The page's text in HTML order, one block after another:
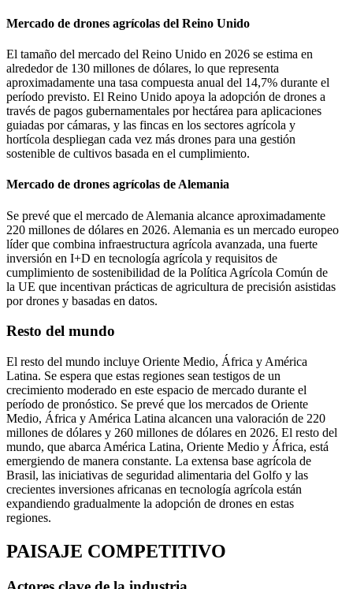
Mercado de drones agrícolas del Reino Unido
El tamaño del mercado del Reino Unido en 2026 se estima en
alrededor de 130 millones de dólares, lo que representa
aproximadamente una tasa compuesta anual del 14,7% durante el
período previsto. El Reino Unido apoya la adopción de drones a
través de pagos gubernamentales por hectárea para aplicaciones
guiadas por cámaras, y las fincas en los sectores agrícola y
hortícola despliegan cada vez más drones para una gestión
sostenible de cultivos basada en el cumplimiento.
Mercado de drones agrícolas de Alemania
Se prevé que el mercado de Alemania alcance aproximadamente
220 millones de dólares en 2026. Alemania es un mercado europeo
líder que combina infraestructura agrícola avanzada, una fuerte
inversión en I+D en tecnología agrícola y requisitos de
cumplimiento de sostenibilidad de la Política Agrícola Común de
la UE que incentivan prácticas de agricultura de precisión asistidas
por drones y basadas en datos.
Resto del mundo
El resto del mundo incluye Oriente Medio, África y América
Latina. Se espera que estas regiones sean testigos de un
crecimiento moderado en este espacio de mercado durante el
período de pronóstico. Se prevé que los mercados de Oriente
Medio, África y América Latina alcancen una valoración de 220
millones de dólares y 260 millones de dólares en 2026. El resto del
mundo, que abarca América Latina, Oriente Medio y África, está
emergiendo de manera constante. La extensa base agrícola de
Brasil, las iniciativas de seguridad alimentaria del Golfo y las
crecientes inversiones africanas en tecnología agrícola están
expandiendo gradualmente la adopción de drones en estas
regiones.
PAISAJE COMPETITIVO